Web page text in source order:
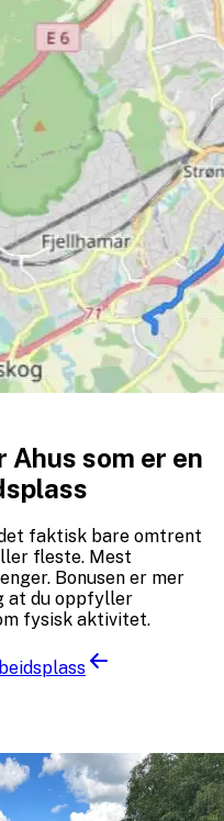
som er en
faktisk bare omtrent
fleste. Mest
Bonusen er mer
at du oppfyller
fysisk aktivitet.